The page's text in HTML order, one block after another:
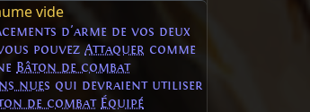
vide
d'arme de vos deux
pouvez Attaquer comme
Bâton de combat
nues qui devraient utiliser
de combat Équipé